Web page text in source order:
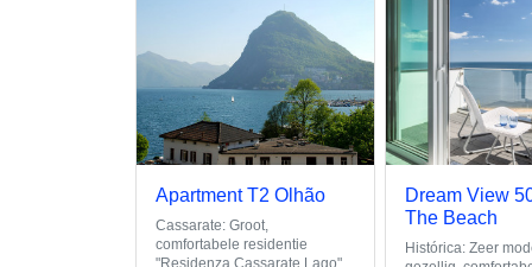
Apartment T2 Olhão
Cassarate: Groot,
comfortabele residentie
"Residenza Cassarate Lago",
Dream View
The Beach
Histórica: Zeer